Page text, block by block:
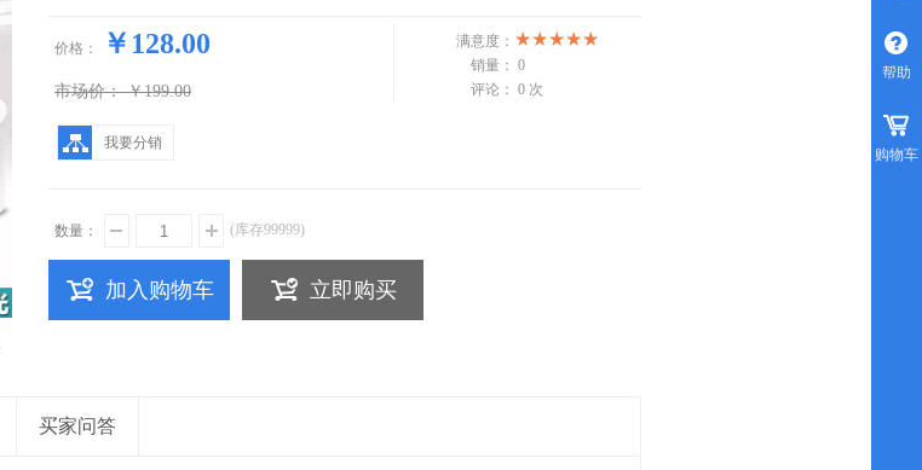
价格： ￥128.00
市场价： ￥199.00
我要分销
满意度：
销量： 0
评论： 0 次
数量： (库存99999)
加入购物车 立即购买
买家问答
帮助
购物车